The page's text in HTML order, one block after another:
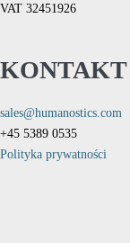
VAT 32451926
KONTAKT
sales@humanostics.com
+45 5389 0535
Polityka prywatności